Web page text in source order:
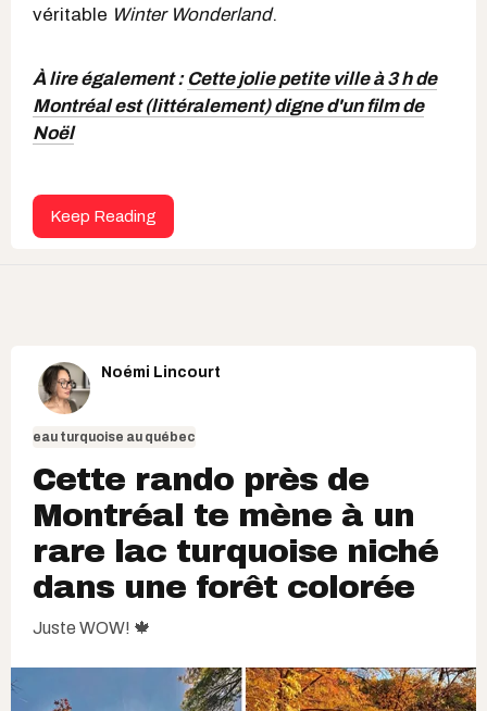
véritable Winter Wonderland.
À lire également : Cette jolie petite ville à 3 h de
Montréal est (littéralement) digne d'un film de
Noël
Keep Reading
Noémi Lincourt
eau turquoise au québec
Cette rando près de
Montréal te mène à un
rare lac turquoise niché
dans une forêt colorée
Juste WOW! 🍁